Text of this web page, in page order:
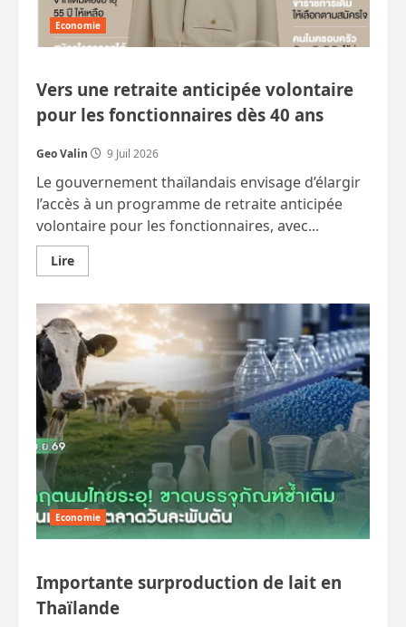
Economie
Vers une retraite anticipée volontaire
pour les fonctionnaires dès 40 ans
Geo Valin 9 Juil 2026
Le gouvernement thaïlandais envisage d’élargir
l’accès à un programme de retraite anticipée
volontaire pour les fonctionnaires, avec...
LireEn
savoir
Vers
une
retraite
anticipée
volontaire
pour
les
fonctionnaires
dès
40
ans
Economie
Importante surproduction de lait en
Thaïlande